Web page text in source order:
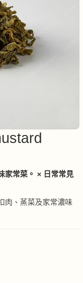
家常菜。 × 日常常見
肉、蒸菜及家常濃味